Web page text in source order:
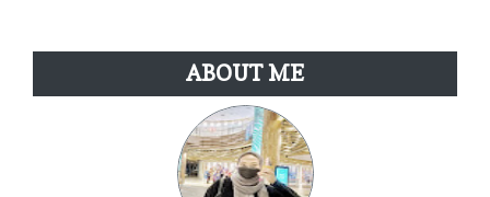
ABOUT ME